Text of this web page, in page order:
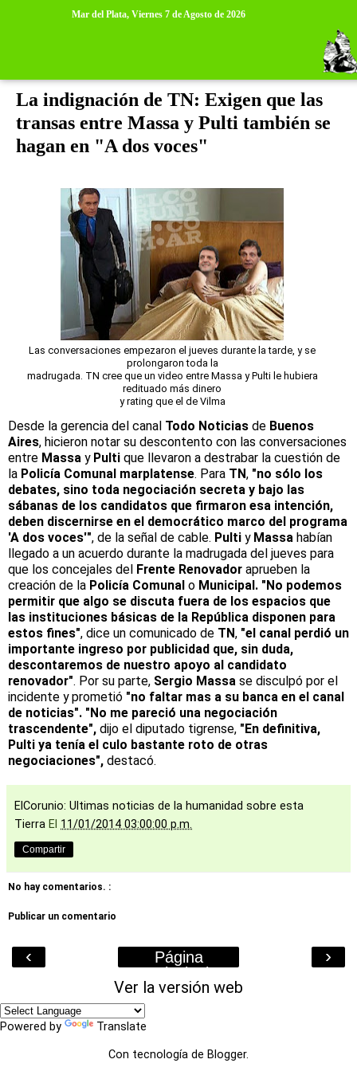
Mar del Plata, Viernes 7 de Agosto de 2026
La indignación de TN: Exigen que las
transas entre Massa y Pulti también se
hagan en "A dos voces"
Las conversaciones empezaron el jueves durante la tarde, y se
prolongaron toda la
madrugada. TN cree que un video entre Massa y Pulti le hubiera
redituado más dinero
y rating que el de Vilma
Desde la gerencia del canal Todo Noticias de Buenos
Aires, hicieron notar su descontento con las conversaciones
entre Massa y Pulti que llevaron a destrabar la cuestión de
la Policía Comunal marplatense. Para TN, "no sólo los
debates, sino toda negociación secreta y bajo las
sábanas de los candidatos que firmaron esa intención,
deben discernirse en el democrático marco del programa
'A dos voces'", de la señal de cable. Pulti y Massa habían
llegado a un acuerdo durante la madrugada del jueves para
que los concejales del Frente Renovador aprueben la
creación de la Policía Comunal o Municipal. "No podemos
permitir que algo se discuta fuera de los espacios que
las instituciones básicas de la República disponen para
estos fines", dice un comunicado de TN, "el canal perdió un
importante ingreso por publicidad que, sin duda,
descontaremos de nuestro apoyo al candidato
renovador". Por su parte, Sergio Massa se disculpó por el
incidente y prometió "no faltar mas a su banca en el canal
de noticias". "No me pareció una negociación
trascendente", dijo el diputado tigrense, "En definitiva,
Pulti ya tenía el culo bastante roto de otras
negociaciones", destacó.
ElCorunio: Ultimas noticias de la humanidad sobre esta
Tierra El 11/01/2014 03:00:00 p.m.
Compartir
No hay comentarios. :
Publicar un comentario
‹ ›
Página
Principal
Ver la versión web
Powered by Translate
Con tecnología de Blogger.